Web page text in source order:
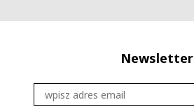
Newsletter